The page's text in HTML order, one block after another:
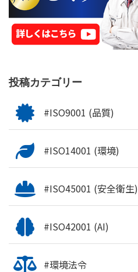
投稿カテゴリー
#ISO9001 (品質)
#ISO14001 (環境)
#ISO45001 (安全衛生)
#ISO42001 (AI)
#環境法令